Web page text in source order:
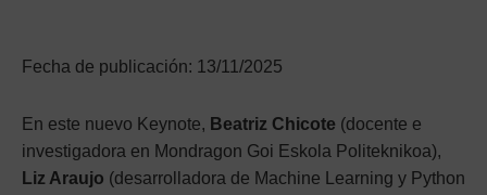
Fecha de publicación: 13/11/2025
En este nuevo Keynote, Beatriz Chicote (docente e
investigadora en Mondragon Goi Eskola Politeknikoa),
Liz Araujo (desarrolladora de Machine Learning y Python